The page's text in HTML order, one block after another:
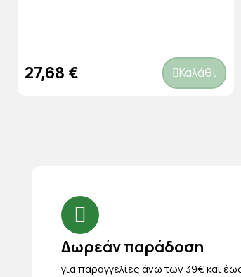
27,68 € Καλάθι
Δωρεάν παράδοση
για παραγγελίες άνω των 39€ και